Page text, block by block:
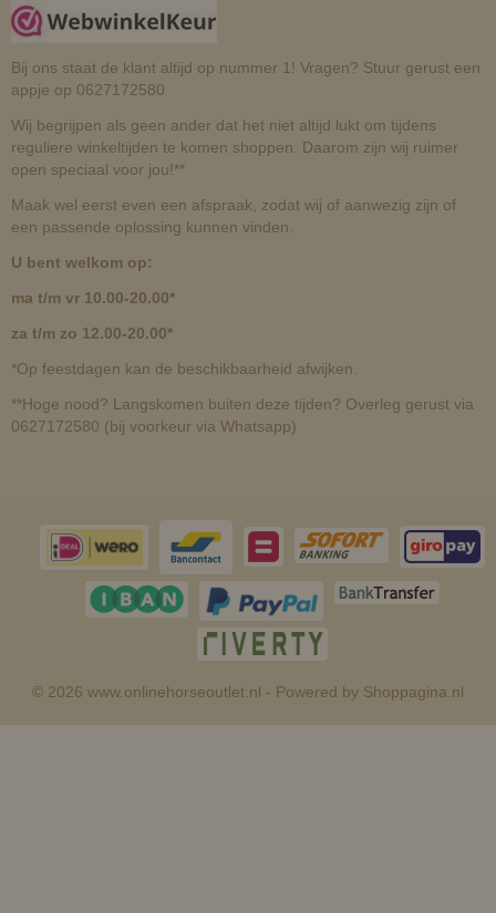
Bij ons staat de klant altijd op nummer 1! Vragen? Stuur gerust een
appje op 0627172580
Wij begrijpen als geen ander dat het niet altijd lukt om tijdens
reguliere winkeltijden te komen shoppen. Daarom zijn wij ruimer
open speciaal voor jou!**
Maak wel eerst even een afspraak, zodat wij of aanwezig zijn of
een passende oplossing kunnen vinden.
U bent welkom op:
ma t/m vr 10.00-20.00*
za t/m zo 12.00-20.00*
*Op feestdagen kan de beschikbaarheid afwijken.
**Hoge nood? Langskomen buiten deze tijden? Overleg gerust via
0627172580 (bij voorkeur via Whatsapp)
© 2026 www.onlinehorseoutlet.nl - Powered by Shoppagina.nl